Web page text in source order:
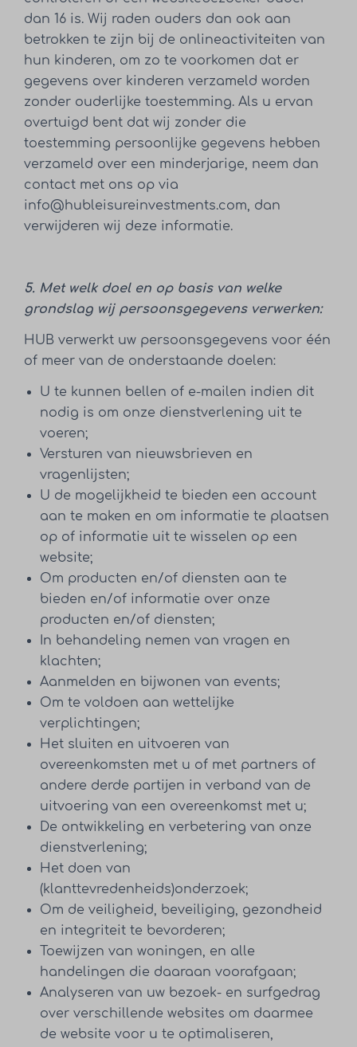
dan 16 is. Wij raden ouders dan ook aan
betrokken te zijn bij de onlineactiviteiten van
hun kinderen, om zo te voorkomen dat er
gegevens over kinderen verzameld worden
zonder ouderlijke toestemming. Als u ervan
overtuigd bent dat wij zonder die
toestemming persoonlijke gegevens hebben
verzameld over een minderjarige, neem dan
contact met ons op via
info@hubleisureinvestments.com, dan
verwijderen wij deze informatie.
5. Met welk doel en op basis van welke
grondslag wij persoonsgegevens verwerken:
HUB verwerkt uw persoonsgegevens voor één
of meer van de onderstaande doelen:
U te kunnen bellen of e-mailen indien dit
nodig is om onze dienstverlening uit te
voeren;
Versturen van nieuwsbrieven en
vragenlijsten;
U de mogelijkheid te bieden een account
aan te maken en om informatie te plaatsen
op of informatie uit te wisselen op een
website;
Om producten en/of diensten aan te
bieden en/of informatie over onze
producten en/of diensten;
In behandeling nemen van vragen en
klachten;
Aanmelden en bijwonen van events;
Om te voldoen aan wettelijke
verplichtingen;
Het sluiten en uitvoeren van
overeenkomsten met u of met partners of
andere derde partijen in verband van de
uitvoering van een overeenkomst met u;
De ontwikkeling en verbetering van onze
dienstverlening;
Het doen van
(klanttevredenheids)onderzoek;
Om de veiligheid, beveiliging, gezondheid
en integriteit te bevorderen;
Toewijzen van woningen, en alle
handelingen die daaraan voorafgaan;
Analyseren van uw bezoek- en surfgedrag
over verschillende websites om daarmee
de website voor u te optimaliseren,